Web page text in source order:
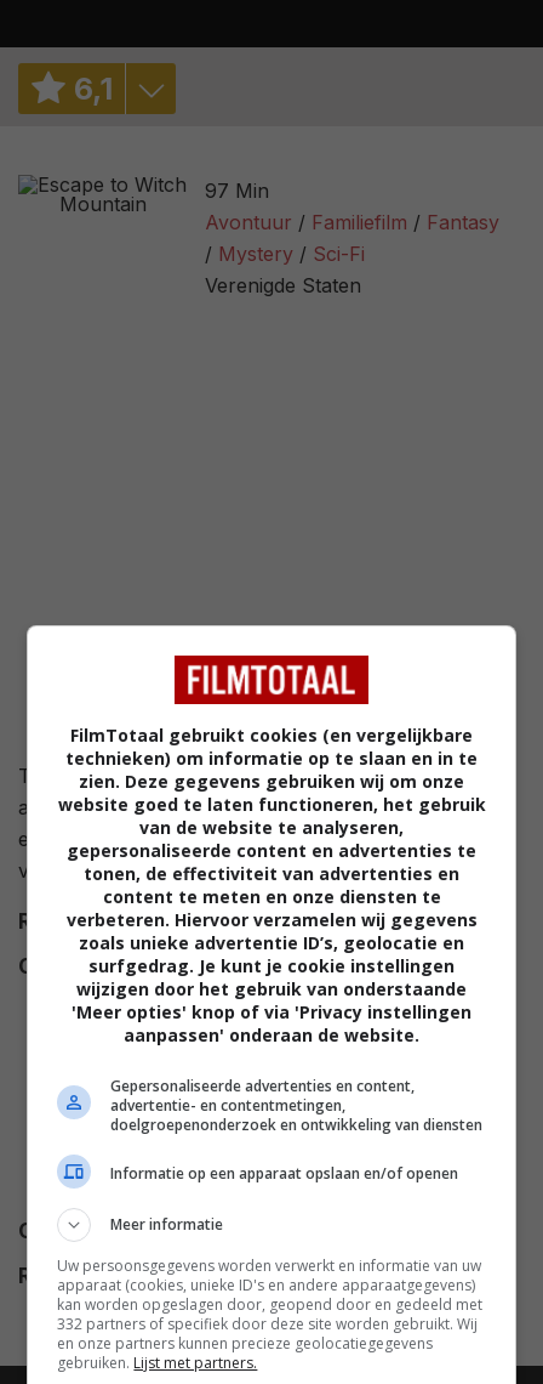
6,1
6,3/ 12055
87%/ 52
97 Min
Avontuur
Familiefilm
Fantasy
Mystery
Sci-Fi
Verenigde Staten
Twee weeskinderen met bijzondere gaven trekken de
aandacht van miljonair Aristotle Bot. Zij weigeren zich
echter door hem te laten gebruiken en slaan op de
vlucht.
Regie John Hough.
Cast
Donald Pleasence,George
Chandler,Eddie Albert,Walter
Barnes,Reta Shaw,Denver
Ike Eisenmann, Alfred Ryder
Lawrence Montaigne,Terry
Shepherd Sanders
Don Brodie
Opbrengst
$ 20.000.000
Release
21.03.1975
FilmTotaal gebruikt cookies (en vergelijkbare
technieken) om informatie op te slaan en in te
zien. Deze gegevens gebruiken wij om onze
website goed te laten functioneren, het gebruik
van de website te analyseren,
gepersonaliseerde content en advertenties te
tonen, de effectiviteit van advertenties en
content te meten en onze diensten te
verbeteren. Hiervoor verzamelen wij gegevens
zoals unieke advertentie ID’s, geolocatie en
surfgedrag. Je kunt je cookie instellingen
wijzigen door het gebruik van onderstaande
'Meer opties' knop of via 'Privacy instellingen
aanpassen' onderaan de website.
Gepersonaliseerde advertenties en content,
advertentie- en contentmetingen,
doelgroepenonderzoek en ontwikkeling van diensten
Informatie op een apparaat opslaan en/of openen
Meer informatie
Uw persoonsgegevens worden verwerkt en informatie van uw
apparaat (cookies, unieke ID's en andere apparaatgegevens)
kan worden opgeslagen door, geopend door en gedeeld met
332 partners of specifiek door deze site worden gebruikt. Wij
en onze partners kunnen precieze geolocatiegegevens
gebruiken. Lijst met partners.